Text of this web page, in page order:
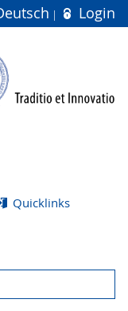
Login
Quicklinks